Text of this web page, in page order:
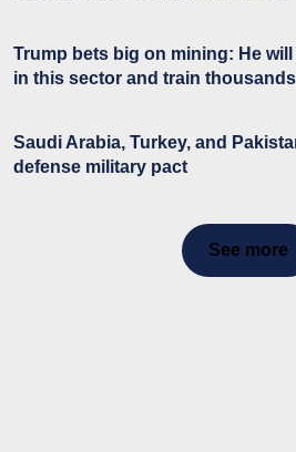
Trump bets big on mining: He
in this sector and train
Saudi Arabia, Turkey, and
defense military pact
See more